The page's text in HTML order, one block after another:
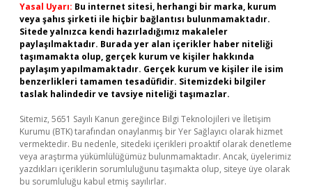
Yasal Uyarı: Bu internet sitesi, herhangi bir marka, kurum
veya şahıs şirketi ile hiçbir bağlantısı bulunmamaktadır.
Sitede yalnızca kendi hazırladığımız makaleler
paylaşılmaktadır. Burada yer alan içerikler haber niteliği
taşımamakta olup, gerçek kurum ve kişiler hakkında
paylaşım yapılmamaktadır. Gerçek kurum ve kişiler ile isim
benzerlikleri tamamen tesadüfidir. Sitemizdeki bilgiler
taslak halindedir ve tavsiye niteliği taşımazlar.
Sitemiz, 5651 Sayılı Kanun gereğince Bilgi Teknolojileri ve İletişim
Kurumu (BTK) tarafından onaylanmış bir Yer Sağlayıcı olarak hizmet
vermektedir. Bu nedenle, sitedeki içerikleri proaktif olarak denetleme
veya araştırma yükümlülüğümüz bulunmamaktadır. Ancak, üyelerimiz
yazdıkları içeriklerin sorumluluğunu taşımakta olup, siteye üye olarak
bu sorumluluğu kabul etmiş sayılırlar.